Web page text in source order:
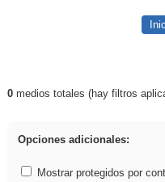
Resultados de:
0medios totales (hay filtros
Opciones adicionales:
Mostrar protegidos por